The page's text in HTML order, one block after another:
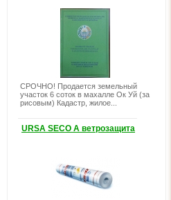
СРОЧНО! Продается земельный
участок 6 соток в махалле Ок Уй (за
рисовым) Кадастр, жилое...
URSA SECO A ветрозащита